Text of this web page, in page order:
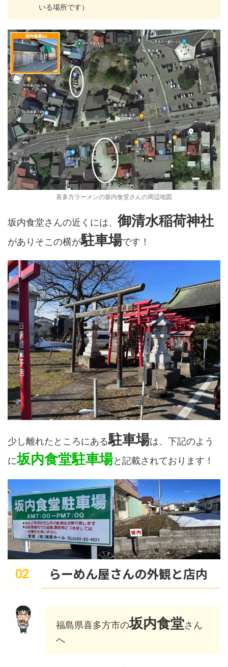
いる場所です）
喜多方ラーメンの坂内食堂さんの周辺地図
坂内食堂さんの近くには、 御清水稲荷神社
がありそこの横が駐車場です！
少し離れたところにある駐車場は、下記のよう
に坂内食堂駐車場と記載されております！
らーめん屋さんの外観と店内
福島県喜多方市の坂内食堂さん
へ